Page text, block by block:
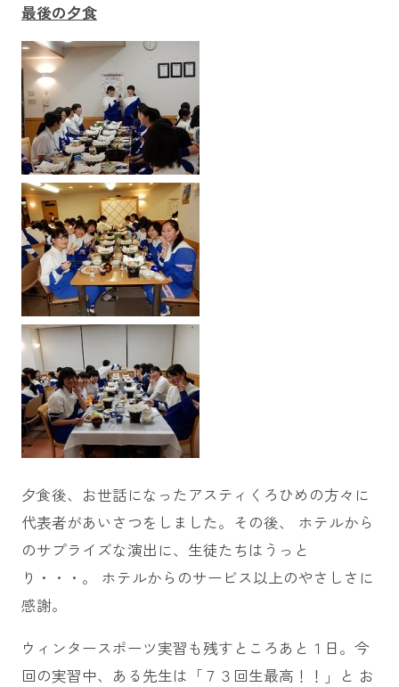
最後の夕食
夕食後、お世話になったアスティくろひめの方々に
代表者があいさつをしました。その後、 ホテルから
のサプライズな演出に、生徒たちはうっと
り・・・。 ホテルからのサービス以上のやさしさに
感謝。
ウィンタースポーツ実習も残すところあと１日。今
回の実習中、ある先生は「７３回生最高！！」と お